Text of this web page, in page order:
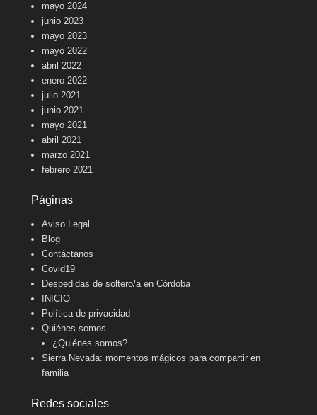
mayo 2024
junio 2023
mayo 2023
mayo 2022
abril 2022
enero 2022
julio 2021
junio 2021
mayo 2021
abril 2021
marzo 2021
febrero 2021
Páginas
Aviso Legal
Blog
Contáctanos
Covid19
Despedidas de soltero/a en Córdoba
INICIO
Política de privacidad
Quiénes somos
¿Quiénes somos?
Sierra Nevada: momentos mágicos para compartir en
familia
Redes sociales